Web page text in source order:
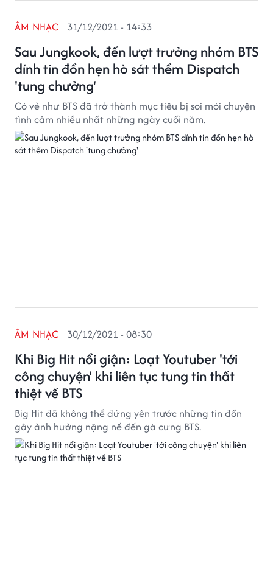
Sau Jungkook, đến lượt trưởng nhóm BTS
dính tin đồn hẹn hò sát thềm Dispatch
'tung chưởng'
ÂM NHẠC 31/12/2021 - 14:33
Có vẻ như BTS đã trở thành mục tiêu bị soi mói chuyện
tình cảm nhiều nhất những ngày cuối năm.
Khi Big Hit nổi giận: Loạt Youtuber 'tới
công chuyện' khi liên tục tung tin thất
thiệt về BTS
ÂM NHẠC 30/12/2021 - 08:30
Big Hit đã không thể đứng yên trước những tin đồn
gây ảnh hưởng nặng nề đến gà cưng BTS.